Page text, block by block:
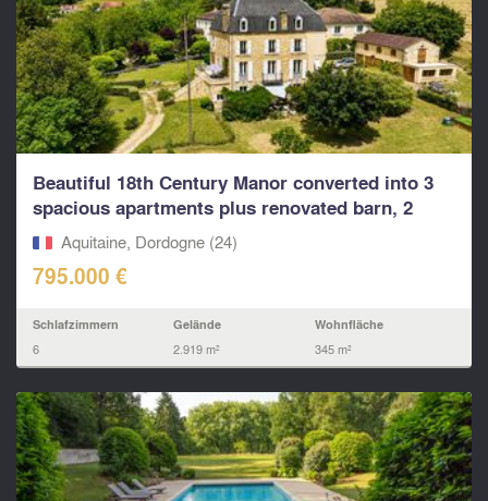
Beautiful 18th Century Manor converted into 3
spacious apartments plus renovated barn, 2
mins...Aquitaine, Dordogne (24)
795.000 €
Schlafzimmern
6
Gelände
2.919 m²
Wohnfläche
345 m²